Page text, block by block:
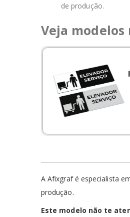
de produção.
Veja modelos
A Afixgraf é especialista
produção.
Este modelo não te